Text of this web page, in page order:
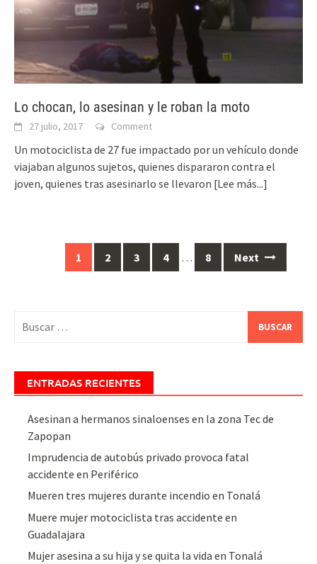
Lo chocan, lo asesinan y le roban la moto
27 julio, 2017 Comment
Un motociclista de 27 fue impactado por un vehículo donde
viajaban algunos sujetos, quienes dispararon contra el
joven, quienes tras asesinarlo se llevaron [Lee más...]
navigation
1 2 3 4 … 8 Next
ENTRADAS RECIENTES
Asesinan a hermanos sinaloenses en la zona Tec de
Zapopan
Imprudencia de autobús privado provoca fatal
accidente en Periférico
Mueren tres mujeres durante incendio en Tonalá
Muere mujer motociclista tras accidente en
Guadalajara
Mujer asesina a su hija y se quita la vida en Tonalá